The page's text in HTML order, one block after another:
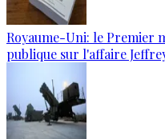
Royaume-Uni: le Premier
publique sur l'affaire